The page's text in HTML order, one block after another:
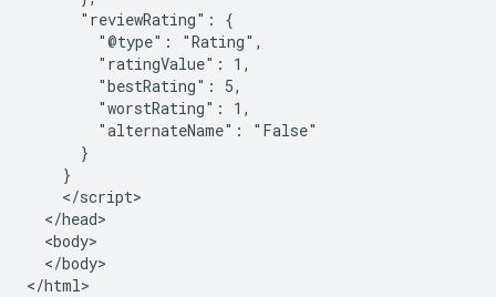
      "reviewRating": {
        "@type": "Rating",
        "ratingValue": 1,
        "bestRating": 5,
        "worstRating": 1,
        "alternateName": "False"
      }
    }
    </script>
  </head>
  <body>
  </body>
</html>